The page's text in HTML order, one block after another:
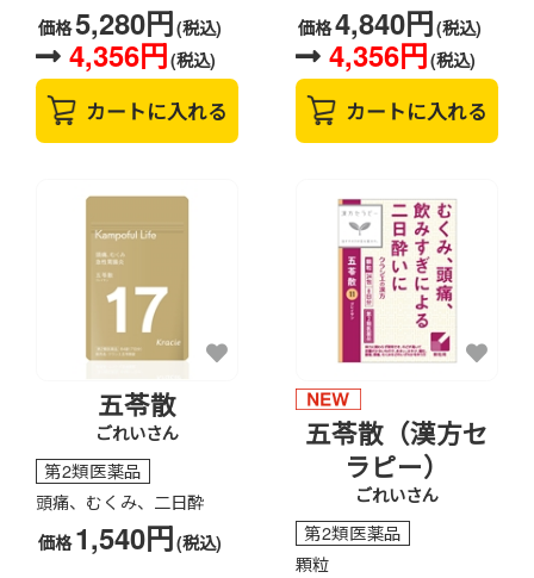
価格5,280円(税込)
4,356円(税込)
カートに入れる
価格4,840円(税込)
4,356円(税込)
カートに入れる
五苓散
ごれいさん
第2類医薬品
頭痛、むくみ、二日酔
価格1,540円(税込)
五苓散（漢方セ
ラピー）
ごれいさん
第2類医薬品
顆粒